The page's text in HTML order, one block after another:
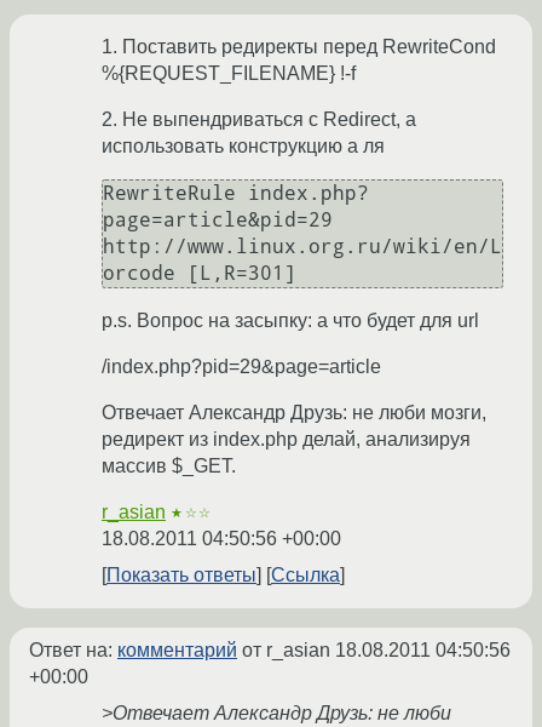
1. Поставить редиректы перед RewriteCond
%{REQUEST_FILENAME} !-f
2. Не выпендриваться с Redirect, а
использовать конструкцию а ля
RewriteRule index.php?
page=article&pid=29
http://www.linux.org.ru/wiki/en/L
p.s. Вопрос на засыпку: а что будет для url
/index.php?pid=29&page=article
Отвечает Александр Друзь: не люби мозги,
редирект из index.php делай, анализируя
массив $_GET.
r_asian ★☆☆
18.08.2011 04:50:56 +00:00
Показать ответы
Ссылка
Ответ на: комментарий от r_asian 18.08.2011 04:50:56
+00:00
>Отвечает Александр Друзь: не люби